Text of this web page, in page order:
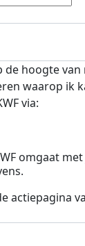
hoogte van
waarop ik
via:
omgaat
actiepagina